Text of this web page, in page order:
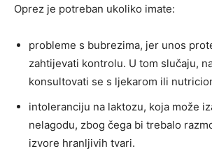
Oprez je potreban ukoliko imate:
probleme s bubrezima, jer unos
zahtijevati kontrolu. U tom slučaju,
konsultovati se s ljekarom ili
intoleranciju na laktozu, koja može
nelagodu, zbog čega bi trebalo
izvore hranljivih tvari.